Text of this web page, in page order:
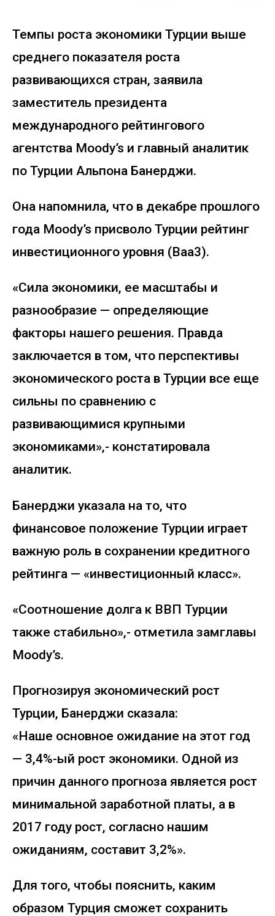
Темпы роста экономики Турции выше
среднего показателя роста
развивающихся стран, заявила
заместитель президента
международного рейтингового
агентства Moody’s и главный аналитик
по Турции Альпона Банерджи.
Она напомнила, что в декабре прошлого
года Moody’s присволо Турции рейтинг
инвестиционного уровня (Baa3).
«Сила экономики, ее масштабы и
разнообразие — определяющие
факторы нашего решения. Правда
заключается в том, что перспективы
экономического роста в Турции все еще
сильны по сравнению с
развивающимися крупными
экономиками»,- констатировала
аналитик.
Банерджи указала на то, что
финансовое положение Турции играет
важную роль в сохранении кредитного
рейтинга — «инвестиционный класс».
«Соотношение долга к ВВП Турции
также стабильно»,- отметила замглавы
Moody’s.
Прогнозируя экономический рост
Турции, Банерджи сказала:
«Наше основное ожидание на этот год
— 3,4%-ый рост экономики. Одной из
причин данного прогноза является рост
минимальной заработной платы, а в
2017 году рост, согласно нашим
ожиданиям, составит 3,2%».
Для того, чтобы пояснить, каким
образом Турция сможет сохранить